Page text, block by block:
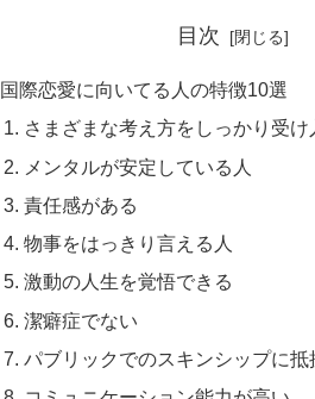
目次
国際恋愛に向いてる人の特徴10選
さまざまな考え方をしっかり受
メンタルが安定している人
責任感がある
物事をはっきり言える人
激動の人生を覚悟できる
潔癖症でない
パブリックでのスキンシップに抵